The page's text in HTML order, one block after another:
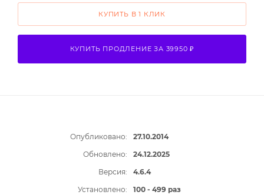
КУПИТЬ В 1 КЛИК
КУПИТЬ ПРОДЛЕНИЕ ЗА 39950 ₽
Опубликовано:
27.10.2014
Обновлено:
24.12.2025
Версия:
4.6.4
Установлено:
100 - 499 раз